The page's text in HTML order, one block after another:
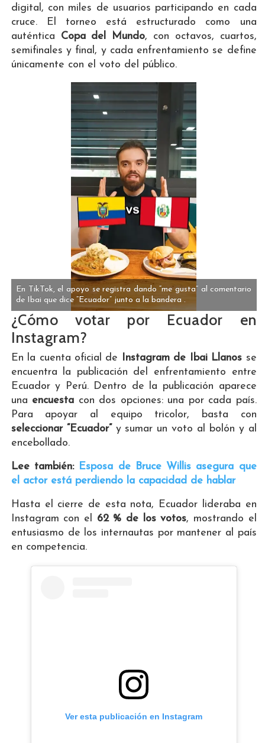
digital, con miles de usuarios participando en cada
cruce. El torneo está estructurado como una
auténtica Copa del Mundo, con octavos, cuartos,
semifinales y final, y cada enfrentamiento se define
únicamente con el voto del público.
En TikTok, el apoyo se registra dando “me gusta” al comentario
de Ibai que dice “Ecuador” junto a la bandera .
¿Cómo votar por Ecuador en
Instagram?
En la cuenta oficial de Instagram de Ibai Llanos se
encuentra la publicación del enfrentamiento entre
Ecuador y Perú. Dentro de la publicación aparece
una encuesta con dos opciones: una por cada país.
Para apoyar al equipo tricolor, basta con
seleccionar “Ecuador”y sumar un voto al bolón y al
encebollado.
Lee también: Esposa de Bruce Willis asegura que
el actor está perdiendo la capacidad de hablar
Hasta el cierre de esta nota, Ecuador lideraba en
Instagram con el 62 % de los votos, mostrando el
entusiasmo de los internautas por mantener al país
en competencia.
Ver esta publicación en Instagram